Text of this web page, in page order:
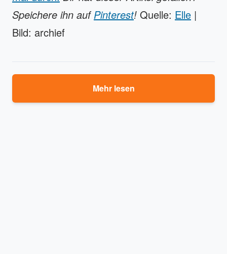
Speichere ihn aufPinterest! Quelle: Elle |
Bild: archief
Mehr lesen